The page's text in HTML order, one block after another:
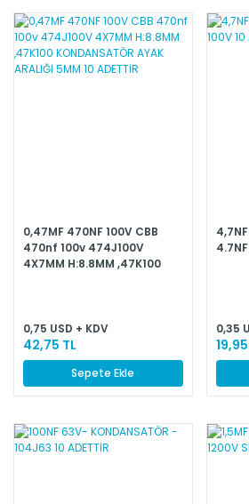
0,47MF 470NF 100V CBB
470nf 100v 474J100V
4X7MM H:8.8MM ,47K100
0,75 USD + KDV
42,75 TL
Sepete Ekle
0,35